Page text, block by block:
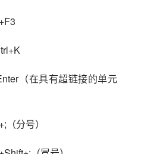
（在具有超链接的单元
分号）